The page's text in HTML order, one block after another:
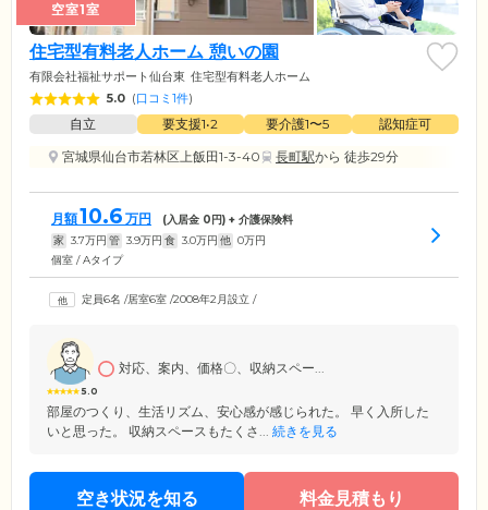
空室1室
住宅型有料老人ホーム 憩いの園
有限会社福祉サポート仙台東 住宅型有料老人ホーム
5.0 (口コミ1件)
自立 要支援1•2 要介護1〜5
認知症可
宮城県仙台市若林区上飯田1-3-40
長町駅から 徒歩29分
月額10.6 万円 (入居金 0円) + 介護保険料
家 3.7万円 管 3.9万円 食 3.0万円 他 0万円
個室 / Aタイプ
定員6名 /居室6室 /2008年2月設立 /
5.0
対応、案内、価格〇、収納スペー...
部屋のつくり、生活リズム、安心感が感じられた。 早く入所した
いと思った。 収納スペースもたくさ... 続きを見る
空き状況を知る 料金見積もり